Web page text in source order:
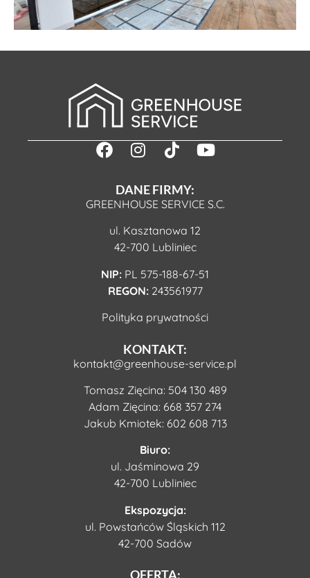
DANE FIRMY:
GREENHOUSE SERVICE S.C.
ul. Kasztanowa 12
42-700 Lubliniec
NIP: PL 575-188-67-51
REGON:243561977
Polityka prywatności
KONTAKT:
kontakt@greenhouse-service.pl
Tomasz Zięcina: 504 130 489
Adam Zięcina: 668 357 274
Jakub Kmiotek: 602 608 713
Biuro:
ul. Jaśminowa 29
42-700 Lubliniec
Ekspozycja:
ul. Powstańców Śląskich 112
42-700 Sadów
OFERTA: